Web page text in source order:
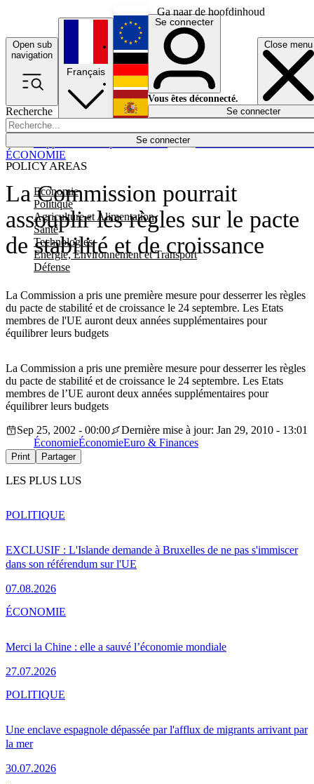
Ga naar de hoofdinhoud
Open sub
navigation
Close menu
Recherche
Se connecter
POLICY AREAS
Economie
Politique
Agriculture et Alimentation
Santé
Technologies
Energie, Environnement et Transport
Défense
Économie
Français
English
Deutsch
Español
Se connecter
Vous êtes déconnecté.
Se connecter
La Commission pourrait
assouplir les règles sur le pacte
de stabilité et de croissance
La Commission a pris une première mesure pour desserrer les règles
du pacte de stabilité et de croissance le 24 septembre. Les Etats
membres de l'UE auront deux années supplémentaires pour
équilibrer leurs budgets
ÉCONOMIE
La Commission a pris une première mesure pour desserrer les règles
du pacte de stabilité et de croissance le 24 septembre. Les Etats
membres de l’UE auront deux années supplémentaires pour
équilibrer leurs budgets
Sep 25, 2002 - 00:00
Dernière mise à jour: Jan 29, 2010 - 13:01
ÉconomieÉconomieEuro & Finances
Print Partager
LES PLUS LUS
EXCLUSIF : L'Islande demande à Bruxelles de ne pas s'immiscer
dans son référendum sur l'UE
07.08.2026
POLITIQUE
Merci la Chine : elle a sauvé l’économie mondiale
27.07.2026
ÉCONOMIE
Une enclave espagnole dépassée par l'afflux de migrants arrivant par
la mer
30.07.2026
POLITIQUE